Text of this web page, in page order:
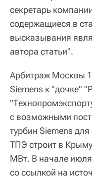
секретарь
содержащиеся в
высказывания
автора статьи".
Арбитраж Москвы
Siemens к "дочке"
с возможными
турбин Siemens
ТПЭ строит в
МВт. В начале июля
со ссылкой на